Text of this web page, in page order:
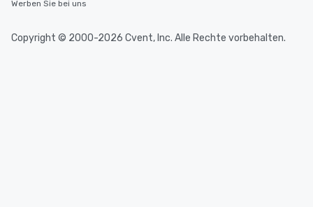
Werben Sie bei uns
Copyright © 2000-2026 Cvent, Inc. Alle Rechte vorbehalten.